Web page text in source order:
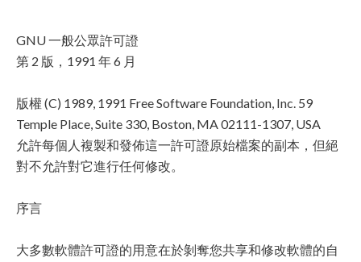
GNU 一般公眾許可證
第 2 版，1991 年 6 月
版權 (C) 1989, 1991 Free Software Foundation, Inc. 59
Temple Place, Suite 330, Boston, MA 02111-1307, USA
允許每個人複製和發佈這一許可證原始檔案的副本，但絕
對不允許對它進行任何修改。
序言
大多數軟體許可證的用意在於剝奪您共享和修改軟體的自